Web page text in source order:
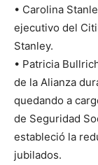
• Carolina
ejecutivo del
Stanley.
• Patricia
de la Alianza
quedando a
de Seguridad
estableció la
jubilados.